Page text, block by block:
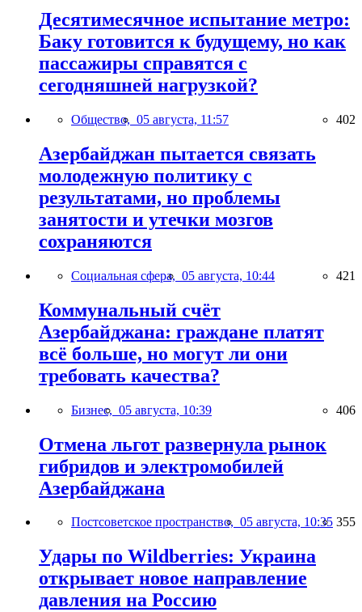
Десятимесячное испытание метро:
Баку готовится к будущему, но как
пассажиры справятся с
сегодняшней нагрузкой?
Общество, 05 августа, 11:57 402
Азербайджан пытается связать
молодежную политику с
результатами, но проблемы
занятости и утечки мозгов
сохраняются
Социальная сфера, 05 августа, 10:44 421
Коммунальный счёт
Азербайджана: граждане платят
всё больше, но могут ли они
требовать качества?
Бизнес, 05 августа, 10:39 406
Отмена льгот развернула рынок
гибридов и электромобилей
Азербайджана
Постсоветское пространство, 05 августа, 10:35 355
Удары по Wildberries: Украина
открывает новое направление
давления на Россию